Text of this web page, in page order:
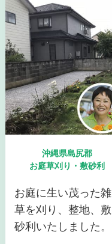
沖縄県島尻郡
お庭草刈り・敷砂利
お庭に生い茂った雑
草を刈り、整地、敷
砂利いたしました。